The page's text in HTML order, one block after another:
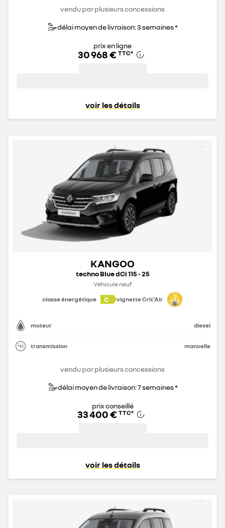
vendu par plusieurs concessions
délai moyen de livraison: 3 semaines *
prix en ligne
30 968 € TTC*
voir les détails
KANGOO
techno Blue dCi 115 - 25
Véhicule neuf
classe énergétique
C vignette Crit'Air
moteur diesel
transmission manuelle
vendu par plusieurs concessions
délai moyen de livraison: 7 semaines *
prix conseillé
33 400 € TTC*
voir les détails